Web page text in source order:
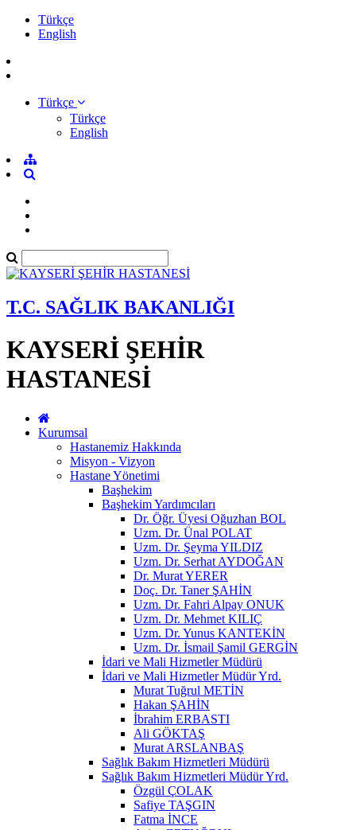
Türkçe
English
Türkçe
Türkçe
English
T.C. SAĞLIK BAKANLIĞI
KAYSERİ ŞEHİR
HASTANESİ
Kurumsal
Hastanemiz Hakkında
Misyon - Vizyon
Hastane Yönetimi
Başhekim
Başhekim Yardımcıları
Dr. Öğr. Üyesi Oğuzhan BOL
Uzm. Dr. Ünal POLAT
Uzm. Dr. Şeyma YILDIZ
Uzm. Dr. Serhat AYDOĞAN
Dr. Murat YERER
Doç. Dr. Taner ŞAHİN
Uzm. Dr. Fahri Alpay ONUK
Uzm. Dr. Mehmet KILIÇ
Uzm. Dr. Yunus KANTEKİN
Uzm. Dr. İsmail Şamil GERGİN
İdari ve Mali Hizmetler Müdürü
İdari ve Mali Hizmetler Müdür Yrd.
Murat Tuğrul METİN
Hakan ŞAHİN
İbrahim ERBASTI
Ali GÖKTAŞ
Murat ARSLANBAŞ
Sağlık Bakım Hizmetleri Müdürü
Sağlık Bakım Hizmetleri Müdür Yrd.
Özgül ÇOLAK
Safiye TAŞGIN
Fatma İNCE